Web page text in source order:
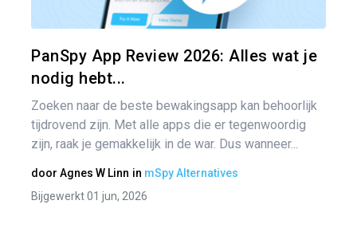
PanSpy App Review 2026: Alles wat je
nodig hebt...
Zoeken naar de beste bewakingsapp kan behoorlijk
tijdrovend zijn. Met alle apps die er tegenwoordig
zijn, raak je gemakkelijk in de war. Dus wanneer...
door Agnes W Linn in mSpy Alternatives
Bijgewerkt 01 jun, 2026